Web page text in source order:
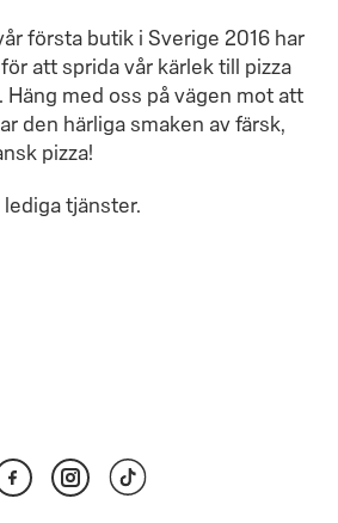
första butik i Sverige 2016 har
att sprida vår kärlek till pizza
Häng med oss på vägen mot att
den härliga smaken av färsk,
pizza!
tjänster.